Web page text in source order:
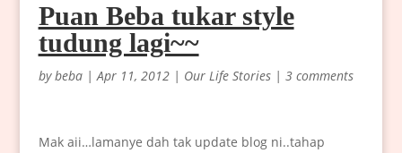
Puan Beba tukar style
tudung lagi~~
bybeba|Apr 11, 2012| Our Life Stories| 3 comments
Mak aii…lamanye dah tak update blog ni..tahap